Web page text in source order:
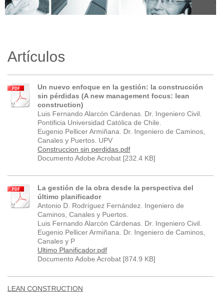
Artículos
Un nuevo enfoque en la gestión: la construcción
sin pérdidas (A new management focus: lean
construction)
Luis Fernando Alarcón Cárdenas. Dr. Ingeniero Civil.
Pontificia Universidad Católica de Chile.
Eugenio Pellicer Armiñana. Dr. Ingeniero de Caminos,
Canales y Puertos. UPV
Construccion sin perdidas.pdf
Documento Adobe Acrobat [232.4 KB]
La gestión de la obra desde la perspectiva del
último planificador
Antonio D. Rodríguez Fernández. Ingeniero de
Caminos, Canales y Puertos.
Luis Fernando Alarcón Cárdenas. Dr. Ingeniero Civil.
Eugenio Pellicer Armiñana. Dr. Ingeniero de Caminos,
Canales y P
Ultimo Planificador.pdf
Documento Adobe Acrobat [874.9 KB]
LEAN CONSTRUCTION